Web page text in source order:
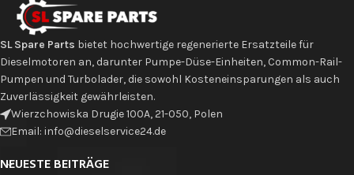
SL Spare Parts bietet hochwertige regenerierte Ersatzteile für
Dieselmotoren an, darunter Pumpe-Düse-Einheiten, Common-Rail-
Pumpen und Turbolader, die sowohl Kosteneinsparungen als auch
Zuverlässigkeit gewährleisten.
Wierzchowiska Drugie 100A, 21-050, Polen
Email: info@dieselservice24.de
NEUESTE BEITRÄGE